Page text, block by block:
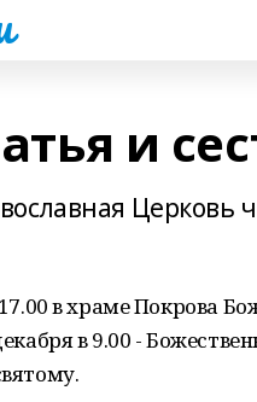
и
Церковь
в храме Покрова
в 9.00 -